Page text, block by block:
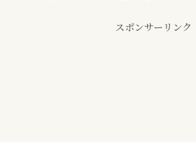
スポンサーリンク